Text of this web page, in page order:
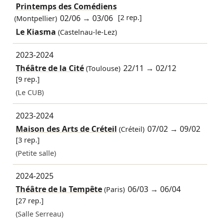
Printemps des Comédiens
(Montpellier) 02/06 →03/06 [2 rep.]
Le Kiasma (Castelnau-le-Lez)
2023-2024
Théâtre de la Cité(Toulouse) 22/11 →02/12
[9 rep.]
(Le CUB)
2023-2024
Maison des Arts de Créteil (Créteil) 07/02 →09/02
[3 rep.]
(Petite salle)
2024-2025
Théâtre de la Tempête(Paris) 06/03 →06/04
[27 rep.]
(Salle Serreau)